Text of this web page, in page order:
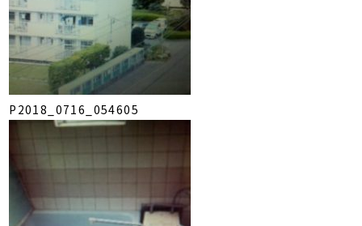
P2018_0716_054605